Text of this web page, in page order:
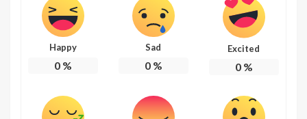
Happy
0%
Sad
0%
Excited
0%